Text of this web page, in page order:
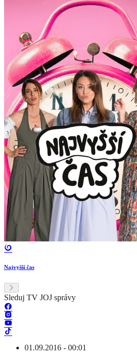
Najvyšší čas
Sleduj TV JOJ správy
01.09.2016 - 00:01